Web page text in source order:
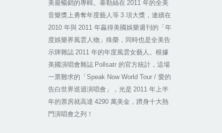
美最暢銷的專輯。泰勒絲在 2011 年的全美
音樂獎上勇奪年度藝人等 3 項大獎，連續在
2010 年與 2011 年贏得美國娛樂週刊的「年
度娛樂界風雲人物」殊榮，同時也是全美告
示牌雜誌 2011 年的年度風雲女藝人。根據
美國演唱會雜誌 Pollsatr 的官方統計，這場
一票難求的「 Speak Now World Tour / 愛的
告白世界巡迴演唱會」，光是 2011 年上半
年的票房就高達 4290 萬美金，躋身十大熱
門演唱會之列！